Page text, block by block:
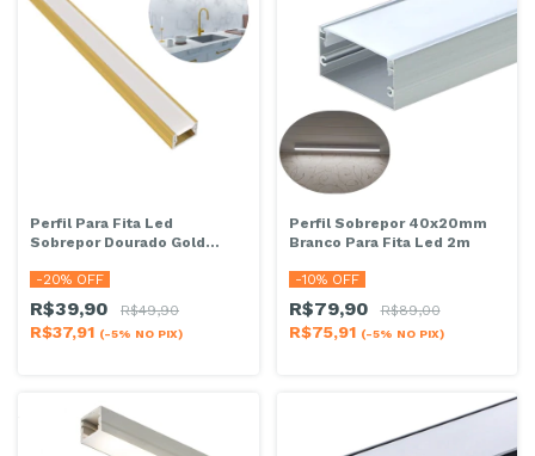
Perfil Para Fita Led
Sobrepor Dourado Gold
-20% OFF
R$39,90 R$49,90
R$37,91 (-5% NO PIX)
Perfil Sobrepor 40x20mm
Branco Para Fita Led 2m
-10% OFF
R$79,90 R$89,00
R$75,91 (-5% NO PIX)